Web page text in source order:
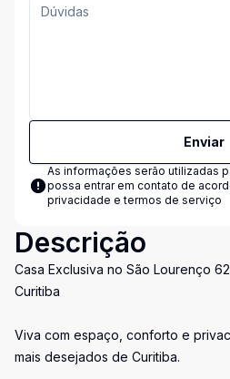
Enviar
As informações serão utilizadas
possa entrar em contato de
privacidade e termos de serviço
Descrição
Casa Exclusiva no São Lourenço
Curitiba
Viva com espaço, conforto e
mais desejados de Curitiba.